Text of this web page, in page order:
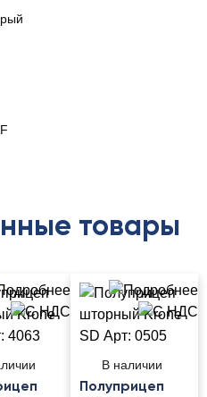
товары
В наличии
Полуприцеп